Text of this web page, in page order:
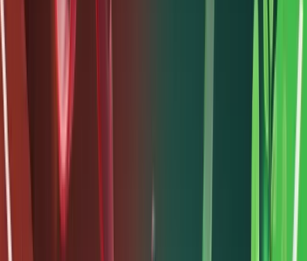
rủi ro
thấp hơn
so với